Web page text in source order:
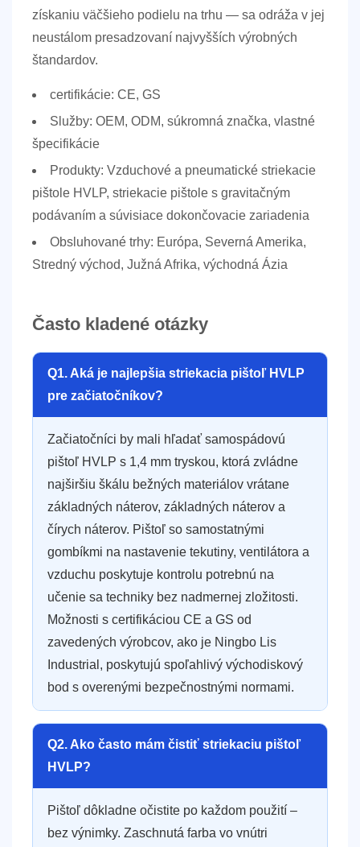
získaniu väčšieho podielu na trhu — sa odráža v jej
neustálom presadzovaní najvyšších výrobných
štandardov.
certifikácie: CE, GS
Služby: OEM, ODM, súkromná značka, vlastné
špecifikácie
Produkty: Vzduchové a pneumatické striekacie
pištole HVLP, striekacie pištole s gravitačným
podávaním a súvisiace dokončovacie zariadenia
Obsluhované trhy: Európa, Severná Amerika,
Stredný východ, Južná Afrika, východná Ázia
Často kladené otázky
Q1. Aká je najlepšia striekacia pištoľ HVLP
pre začiatočníkov?
Začiatočníci by mali hľadať samospádovú
pištoľ HVLP s 1,4 mm tryskou, ktorá zvládne
najširšiu škálu bežných materiálov vrátane
základných náterov, základných náterov a
čírych náterov. Pištoľ so samostatnými
gombíkmi na nastavenie tekutiny, ventilátora a
vzduchu poskytuje kontrolu potrebnú na
učenie sa techniky bez nadmernej zložitosti.
Možnosti s certifikáciou CE a GS od
zavedených výrobcov, ako je Ningbo Lis
Industrial, poskytujú spoľahlivý východiskový
bod s overenými bezpečnostnými normami.
Q2. Ako často mám čistiť striekaciu pištoľ
HVLP?
Pištoľ dôkladne očistite po každom použití –
bez výnimky. Zaschnutá farba vo vnútri